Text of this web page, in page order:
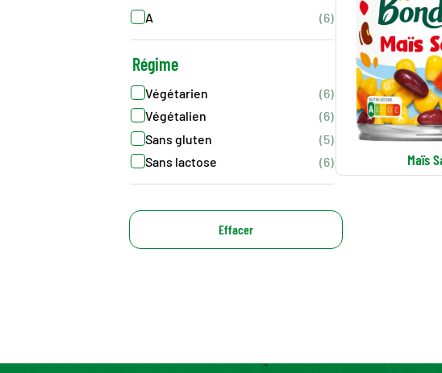
A (6)
Régime
Végétarien
(6)
Végétalien
(6)
Sans gluten
(5)
Sans lactose
(6)
Effacer
Maïs